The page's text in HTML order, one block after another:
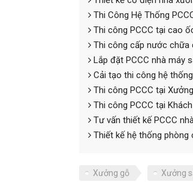
Thi Công Hệ Thống
Thi công PCCC tại cao
Thi công cấp nước chữa
Lắp đặt PCCC nhà máy
Cải tạo thi công hệ
Thi công PCCC tại
Thi công PCCC tại
Tư vấn thiết kế PCCC
Thiết kế hệ thống phòng
Xưởng gỗ Xưởng